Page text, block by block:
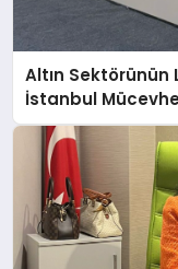
Altın Sektörünün
İstanbul Mücevher